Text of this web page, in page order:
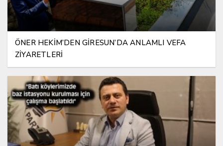
ÖNER HEKİM’DEN GİRESUN’DA ANLAMLI VEFA
ZİYARETLERİ